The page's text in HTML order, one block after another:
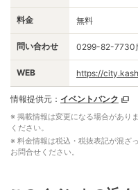
料金 無料
問い合わせ 0299-82-7730
WEB https://
情報提供元： イベントバンク
※ 掲載情報は変更になる場合があり
ください。
※ 料金情報は税込・税抜表記が混ざ
お問合せください。